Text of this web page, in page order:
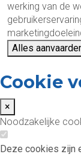
werking van de
Alles
Cookie
×
Noodzakelijke
Deze cookies zijn